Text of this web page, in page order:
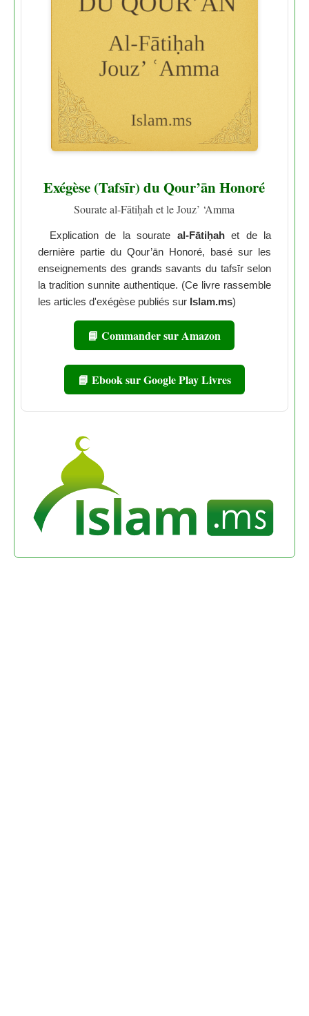
Exégèse (Tafsīr) du Qour’ān Honoré
Sourate al-Fātiḥah et le Jouz’ ‘Amma
Explication de la sourate al-Fātiḥahet de la
dernière partie du Qour’ān Honoré, basé sur les
enseignements des grands savants du tafsīr selon
la tradition sunnite authentique. (Ce livre rassemble
les articles d'exégèse publiés sur Islam.ms)
📘 Commander sur Amazon
📘 Ebook sur Google Play Livres